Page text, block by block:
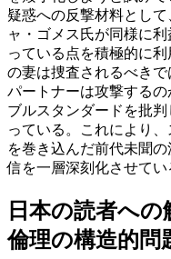
疑惑への反撃材料とし
ャ・ゴメス氏が同様に
っている点を積極的に
の妻は捜査されるべき
パートナーは攻撃する
ブルスタンダードを批
っている。これにより
を巻き込んだ前代未聞
信を一層深刻化させてい
日本の読者へ
倫理の構造的問